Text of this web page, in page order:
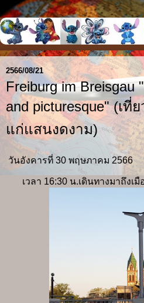
2566/08/21
Freiburg im Breisgau
and picturesque" (เที่
แก่แสนงดงาม)
วันอังคารที่ 30 พฤษภาคม 2566
เวลา 16:30 น.เดินทางมาถึงเ